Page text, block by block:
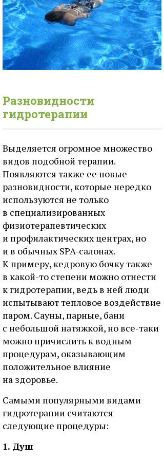
Разновидности
гидротерапии
Выделяется огромное множество
видов подобной терапии.
Появляются также ее новые
разновидности, которые нередко
используются не только
в специализированных
физиотерапевтических
и профилактических центрах, но
и в обычных SPA-салонах.
К примеру, кедровую бочку также
в какой-то степени можно отнести
к гидротерапии, ведь в ней люди
испытывают тепловое воздействие
паром. Сауны, парные, бани
с небольшой натяжкой, но все-таки
можно причислить к водным
процедурам, оказывающим
положительное влияние
на здоровье.
Самыми популярными видами
гидротерапии считаются
следующие процедуры:
1. Душ